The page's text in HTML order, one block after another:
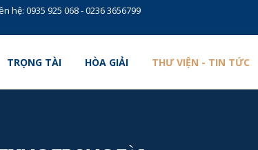
hệ: 0935 925 068-0236 3656799
TRỌNG TÀI HÒA GIẢI THƯ VIỆN - TIN TỨC